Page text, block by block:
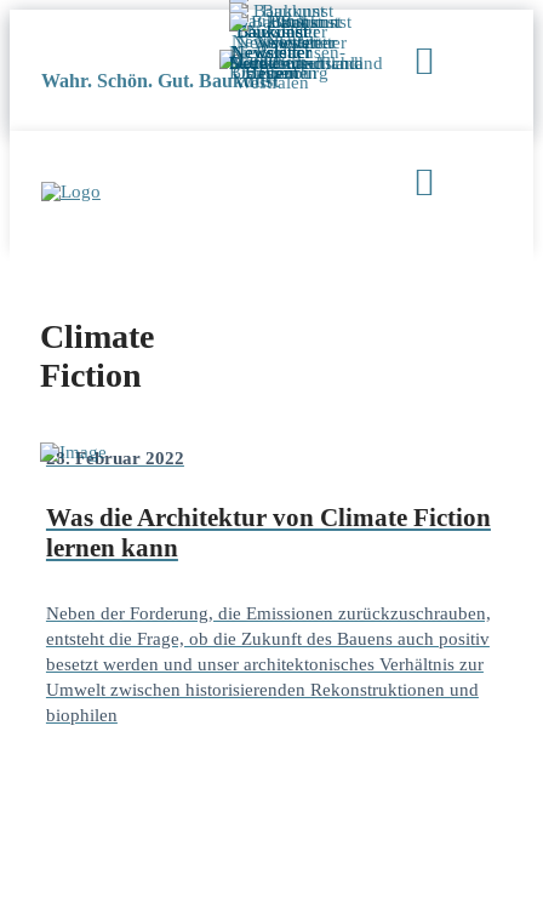
Wahr. Schön. Gut. Baukunst
Climate
Fiction
28. Februar 2022
Was die Architektur von Climate Fiction
lernen kann
Neben der Forderung, die Emissionen zurückzuschrauben,
entsteht die Frage, ob die Zukunft des Bauens auch positiv
besetzt werden und unser architektonisches Verhältnis zur
Umwelt zwischen historisierenden Rekonstruktionen und
biophilen